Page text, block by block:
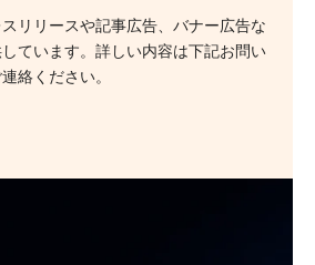
リリースや記事広告、バナー広告な
ています。詳しい内容は下記お問い
絡ください。